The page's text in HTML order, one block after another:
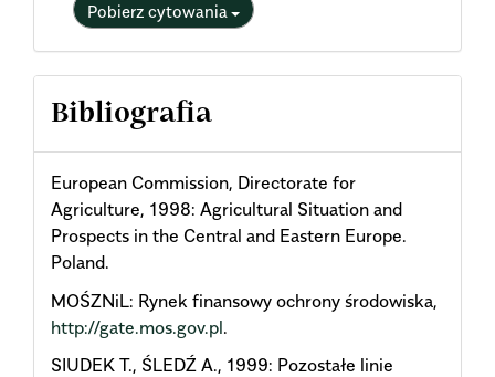
Pobierz cytowania
Bibliografia
European Commission, Directorate for
Agriculture, 1998: Agricultural Situation and
Prospects in the Central and Eastern Europe.
Poland.
MOŚZNiL: Rynek finansowy ochrony środowiska,
http://gate.mos.gov.pl.
SIUDEK T., ŚLEDŹ A., 1999: Pozostałe linie